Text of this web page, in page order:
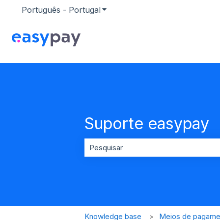
Português - PortugalMostrar submenu para
Suporte easypay
Knowledge base Meios de